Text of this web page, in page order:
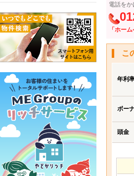
電話を
「ホー
こ
年利
ボー
頭金